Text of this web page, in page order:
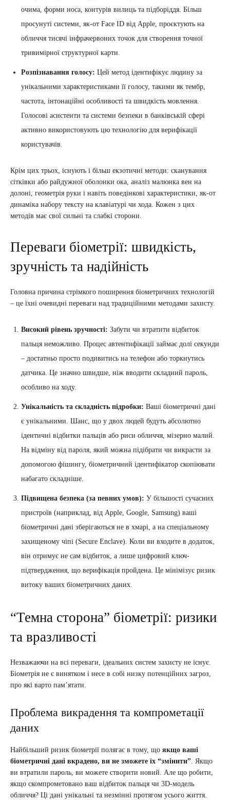
очима, форми носа, контурів вилиць та підборіддя. Більш
просунуті системи, як-от Face ID від Apple, проєктують на
обличчя тисячі інфрачервоних точок для створення точної
тривимірної структурної карти.
Розпізнавання голосу: Цей метод ідентифікує людину за
унікальними характеристиками її голосу, такими як тембр,
частота, інтонаційні особливості та швидкість мовлення.
Голосові асистенти та системи безпеки в банківській сфері
активно використовують цю технологію для верифікації
користувачів.
Крім цих трьох, існують і більш екзотичні методи: сканування
сітківки або райдужної оболонки ока, аналіз малюнка вен на
долоні, геометрія руки і навіть поведінкові характеристики, як-от
динаміка набору тексту на клавіатурі чи хода. Кожен з цих
методів має свої сильні та слабкі сторони.
Переваги біометрії: швидкість,
зручність та надійність
Головна причина стрімкого поширення біометричних технологій
– це їхні очевидні переваги над традиційними методами захисту.
Високий рівень зручності: Забути чи втратити відбиток
пальця неможливо. Процес автентифікації займає долі секунди
– достатньо просто подивитись на телефон або торкнутись
датчика. Це значно швидше, ніж вводити складний пароль,
особливо на ходу.
Унікальність та складність підробки: Ваші біометричні дані
є унікальними. Шанс, що у двох людей будуть абсолютно
ідентичні відбитки пальців або риси обличчя, мізерно малий.
На відміну від пароля, який можна підібрати чи викрасти за
допомогою фішингу, біометричний ідентифікатор скопіювати
набагато складніше.
Підвищена безпека (за певних умов): У більшості сучасних
пристроїв (наприклад, від Apple, Google, Samsung) ваші
біометричні дані зберігаються не в хмарі, а на спеціальному
захищеному чіпі (Secure Enclave). Коли ви входите в додаток,
він отримує не сам відбиток, а лише цифровий ключ-
підтвердження, що верифікація пройдена. Це мінімізує ризик
витоку ваших біометричних даних.
“Темна сторона” біометрії: ризики
та вразливості
Незважаючи на всі переваги, ідеальних систем захисту не існує.
Біометрія не є винятком і несе в собі низку потенційних загроз,
про які варто пам’ятати.
Проблема викрадення та компрометації
даних
Найбільший ризик біометрії полягає в тому, що якщо ваші
біометричні дані вкрадено, ви не зможете їх “змінити”. Якщо
ви втратили пароль, ви можете створити новий. Але що робити,
якщо скомпрометовано ваш відбиток пальця чи 3D-модель
обличчя? Ці дані унікальні та незмінні протягом усього життя.